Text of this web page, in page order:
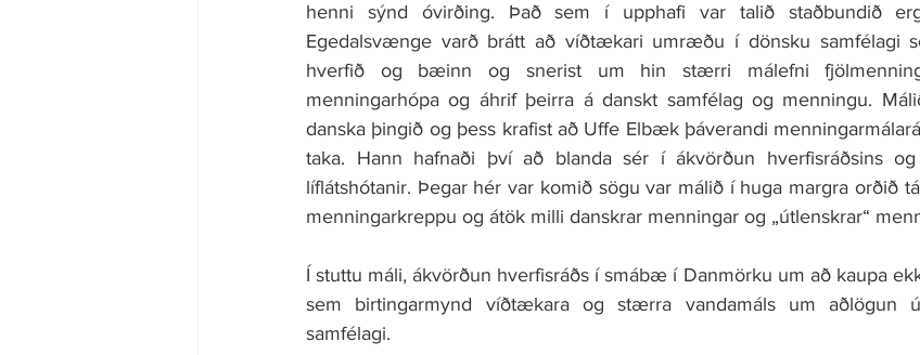
henni sýnd óvirðing. Það sem í upphafi var talið staðbundið
Egedalsvænge varð brátt að víðtækari umræðu í dönsku samfélagi
hverfið og bæinn og snerist um hin stærri málefni
menningarhópa og áhrif þeirra á danskt samfélag og menningu.
danska þingið og þess krafist að Uffe Elbæk þáverandi
taka. Hann hafnaði því að blanda sér í ákvörðun hverfisráðsins
líflátshótanir. Þegar hér var komið sögu var málið í huga margra orðið
menningarkreppu og átök milli danskrar menningar og „útlenskrar“
Í stuttu máli, ákvörðun hverfisráðs í smábæ í Danmörku um að kaupa
sem birtingarmynd víðtækara og stærra vandamáls um aðlögun
samfélagi.